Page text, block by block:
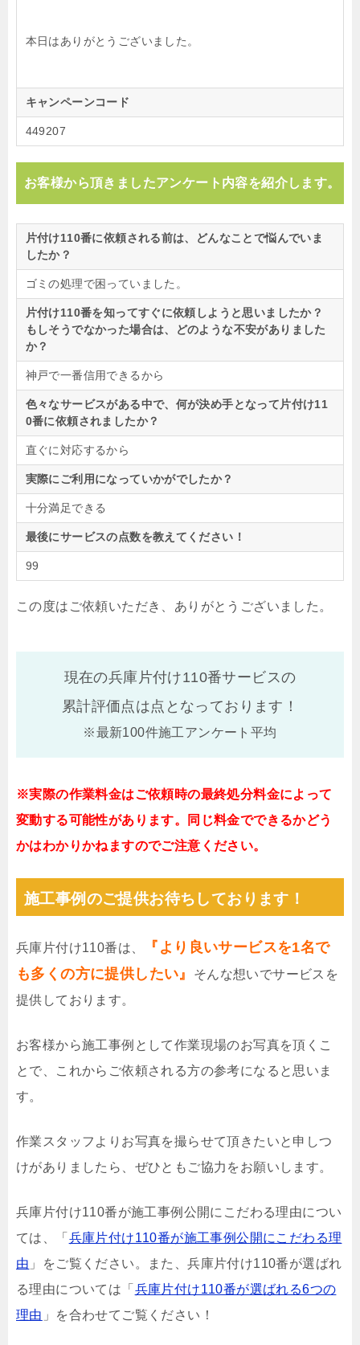
本日はありがとうございました。
キャンペーンコード
449207
お客様から頂きましたアンケート内容を紹介します。
片付け110番に依頼される前は、どんなことで悩んでいま
したか？
ゴミの処理で困っていました。
片付け110番を知ってすぐに依頼しようと思いましたか？
もしそうでなかった場合は、どのような不安がありました
か？
神戸で一番信用できるから
色々なサービスがある中で、何が決め手となって片付け11
0番に依頼されましたか？
直ぐに対応するから
実際にご利用になっていかがでしたか？
十分満足できる
最後にサービスの点数を教えてください！
99
この度はご依頼いただき、ありがとうございました。
現在の兵庫片付け110番サービスの
累計評価点は点となっております！
※最新100件施工アンケート平均
※実際の作業料金はご依頼時の最終処分料金によって
変動する可能性があります。同じ料金でできるかどう
かはわかりかねますのでご注意ください。
施工事例のご提供お待ちしております！
兵庫片付け110番は、
『より良いサービスを1名で
も多くの方に提供したい』
そんな想いでサービスを
提供しております。
お客様から施工事例として作業現場のお写真を頂くこ
とで、これからご依頼される方の参考になると思いま
す。
作業スタッフよりお写真を撮らせて頂きたいと申しつ
けがありましたら、ぜひともご協力をお願いします。
兵庫片付け110番が施工事例公開にこだわる理由につい
ては、「 兵庫片付け110番が施工事例公開にこだわる理
由 」をご覧ください。また、兵庫片付け110番が選ばれ
る理由については「 兵庫片付け110番が選ばれる6つの
理由 」を合わせてご覧ください！